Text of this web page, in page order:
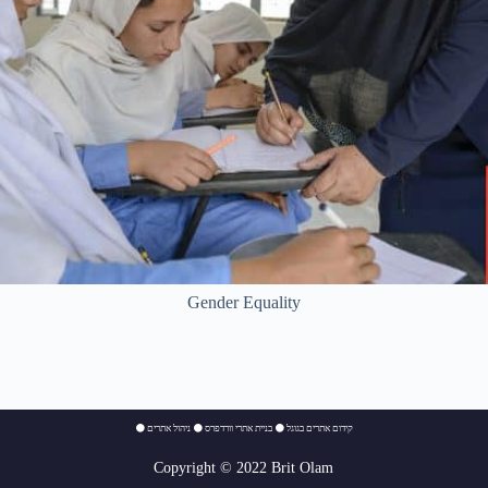
Gender Equality
⚫ קידום אתרים בגוגל ⚫בניית אתרי וורדפרס ⚫ניהול אתרים
Copyright © 2022 Brit Olam